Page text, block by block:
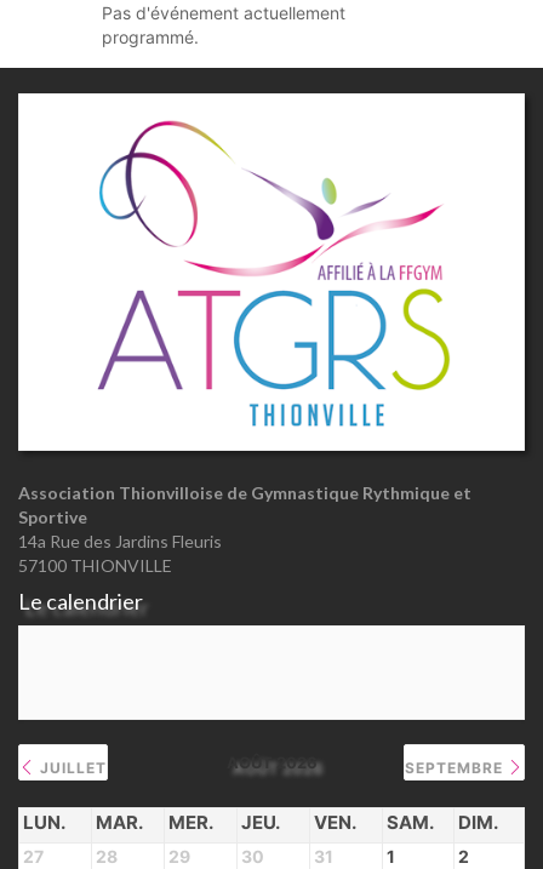
Pas d'événement actuellement
programmé.
Association Thionvilloise de Gymnastique Rythmique et
Sportive
14a Rue des Jardins Fleuris
57100 THIONVILLE
Le calendrier
JUILLET AOÛT 2026 SEPTEMBRE
LUN. MAR. MER. JEU. VEN. SAM. DIM.
27 28 29 30 31 1 2